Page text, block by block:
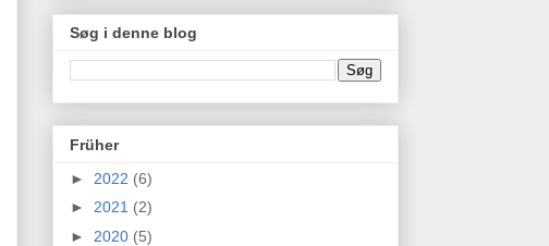
Søg i denne blog
Früher
► 2022 (6)
► 2021 (2)
► 2020 (5)